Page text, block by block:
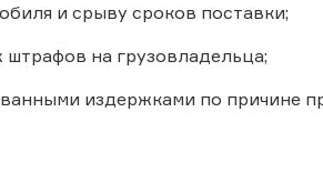
и срыву сроков поставки;
на грузовладельца;
издержками по причине